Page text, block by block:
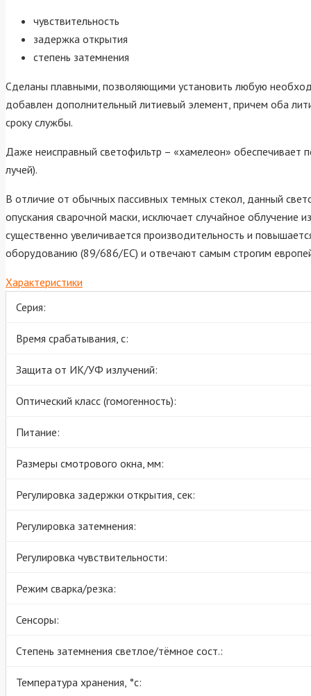
чувствительность
задержка открытия
степень затемнения
Сделаны плавными, позволяющими установить любую
добавлен дополнительный литиевый элемент, причем оба
сроку службы.
Даже неисправный светофильтр – «хамелеон»
лучей).
В отличие от обычных пассивных темных стекол, данный
опускания сварочной маски, исключает случайное облучение
существенно увеличивается производительность и
оборудованию (89/686/EC) и отвечают самым строгим
Характеристики
Серия:
Время срабатывания, с:
Защита от ИК/УФ излучений:
Оптический класс (гомогенность):
Питание:
Размеры смотрового окна, мм:
Регулировка задержки открытия, сек:
Регулировка затемнения:
Регулировка чувствительности:
Режим сварка/резка:
Сенсоры:
Степень затемнения светлое/тёмное сост.:
Температура хранения, °с: